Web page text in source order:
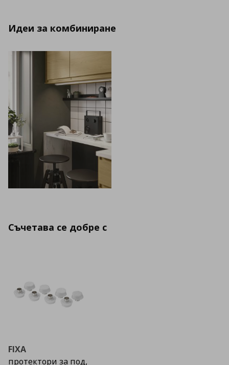
Идеи за комбиниране
Съчетава се добре с
FIXA
протектори за под,